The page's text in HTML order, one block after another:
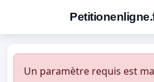
Un paramètre requis est